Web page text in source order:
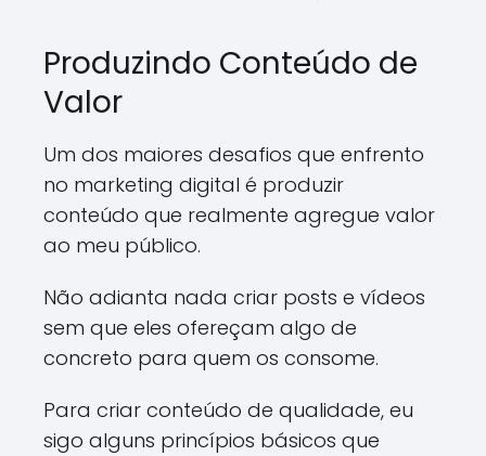
Produzindo Conteúdo de
Valor
Um dos maiores desafios que enfrento
no marketing digital é produzir
conteúdo que realmente agregue valor
ao meu público.
Não adianta nada criar posts e vídeos
sem que eles ofereçam algo de
concreto para quem os consome.
Para criar conteúdo de qualidade, eu
sigo alguns princípios básicos que